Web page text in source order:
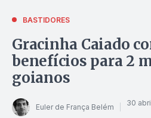
BASTIDORES
Gracinha Caiado
benefícios para 2
goianos
Euler de França Belém 30